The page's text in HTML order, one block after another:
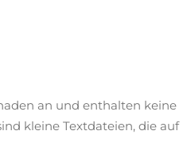
an und enthalten keine
kleine Textdateien, die auf